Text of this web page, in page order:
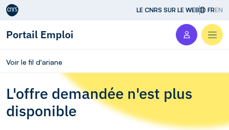
Aller au contenu LE CNRS SUR LE WEB FREN
Portail Emploi
Voir le fil d'ariane
L'offre demandée n'est plus
disponible